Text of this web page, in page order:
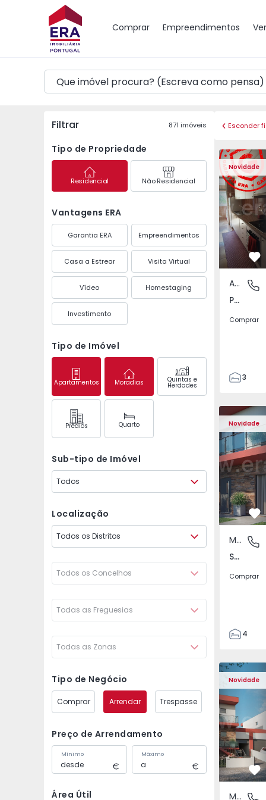
Comprar Empreendimentos
Mapa
Filtrar 871 imóveis
Tipo de Propriedade
Residencial Não Residencial
Vantagens ERA
Garantia ERA Empreendimentos
Casa a Estrear Visita Virtual
Vídeo Homestaging
Investimento
Tipo de Imóvel
Apartamentos Moradias Quintas e
Herdades
Prédios Quarto
Sub-tipo de Imóvel
Todos
Localização
Todos os Distritos
Todos os Concelhos
Todas as Freguesias
Todas as Zonas
Tipo de Negócio
Comprar Arrendar Trespasse
Preço de Arrendamento
Mínimo Máximo
Área Útil
Esconder
Novidade
Apartamento T3
Apartamento
Pedrouços, Porto
Comprar
3
105
122
1
-1
Novidade
São
Moradia Geminada
São João das Lampas e Terrugem, Lisboa
Comprar
4
135
193
240
Novidade
Moradia Geminada
Moradia
Moradia Geminada